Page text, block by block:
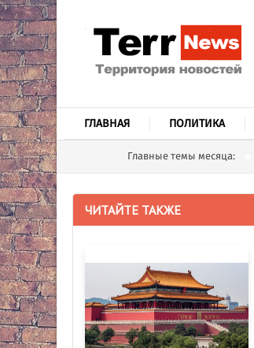
ГЛАВНАЯ ПОЛИТИКА
Главные темы месяца:
ЧИТАЙТЕ ТАКЖЕ